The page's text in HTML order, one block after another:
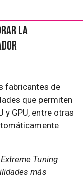
la
fabricantes de
que permiten
y GPU, entre otras
Tuning
más